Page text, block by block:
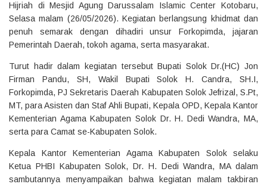
Hijriah di Mesjid Agung Darussalam Islamic Center Kotobaru,
Selasa malam (26/05/2026). Kegiatan berlangsung khidmat dan
penuh semarak dengan dihadiri unsur Forkopimda, jajaran
Pemerintah Daerah, tokoh agama, serta masyarakat.
‎Turut hadir dalam kegiatan tersebut Bupati Solok Dr.(HC) Jon
Firman Pandu, SH, Wakil Bupati Solok H. Candra, SH.I,
Forkopimda, PJ Sekretaris Daerah Kabupaten Solok Jefrizal, S.Pt,
MT, para Asisten dan Staf Ahli Bupati, Kepala OPD, Kepala Kantor
Kementerian Agama Kabupaten Solok Dr. H. Dedi Wandra, MA,
serta para Camat se-Kabupaten Solok.
‎Kepala Kantor Kementerian Agama Kabupaten Solok selaku
Ketua PHBI Kabupaten Solok, Dr. H. Dedi Wandra, MA dalam
sambutannya menyampaikan bahwa kegiatan malam takbiran